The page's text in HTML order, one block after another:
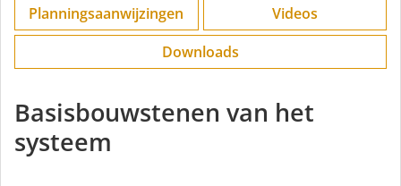
Planningsaanwijzingen
Videos
Downloads
Basisbouwstenen van het
systeem